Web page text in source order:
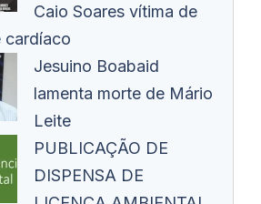
Caio Soares vítima de
cardíaco
Jesuino Boabaid
lamenta morte de Mário
Leite
PUBLICAÇÃO DE
DISPENSA DE